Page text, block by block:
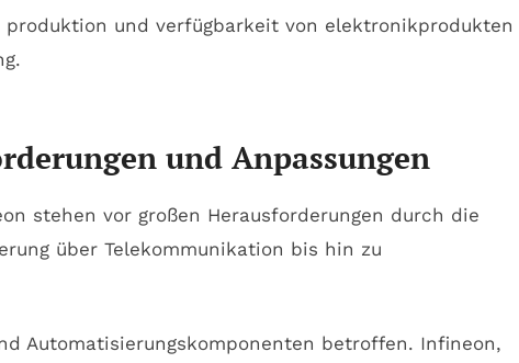
und Anpassungen
stehen vor großen Herausforderungen durch die
über Telekommunikation bis hin zu
Automatisierungskomponenten betroffen. Infineon,